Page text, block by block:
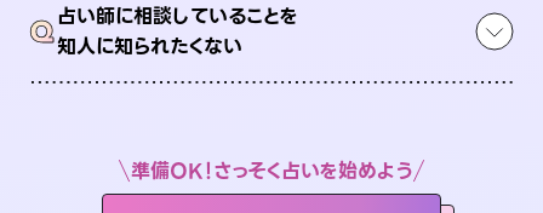
Q占い師に相談していることを
知人に知られたくない
準備OK！さっそく占いを始めよう